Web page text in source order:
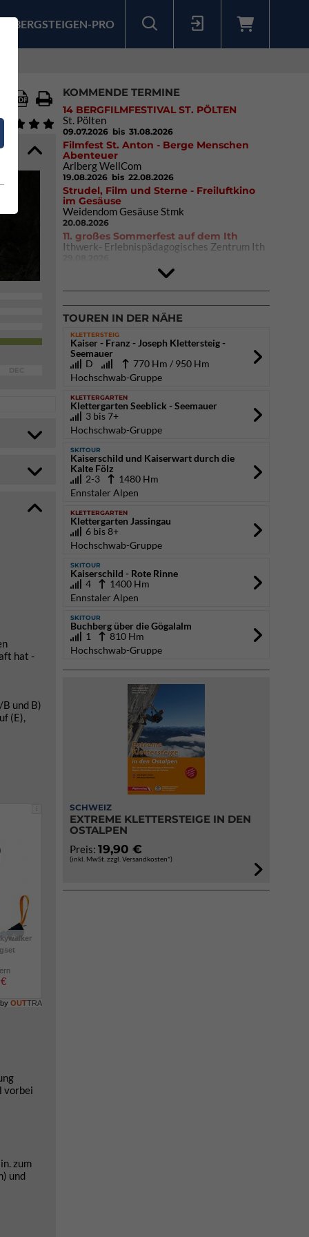
BERGSTEIGEN-PRO
hat -
und B)
(E),
i
OUTTRA
vorbei
zum
und
KOMMENDE TERMINE
14 BERGFILMFESTIVAL ST. PÖLTEN
St. Pölten
09.07.2026 bis 31.08.2026
Filmfest St. Anton - Berge Menschen
Abenteuer
Arlberg WellCom
19.08.2026 bis 22.08.2026
Strudel, Film und Sterne - Freiluftkino
im Gesäuse
Weidendom Gesäuse Stmk
20.08.2026
11. großes Sommerfest auf dem Ith
Ithwerk- Erlebnispädagogisches Zentrum Ith
DAV Kletter- & Boulderzentrum München
Süd (Thalkirchen)
TOUREN IN DER NÄHE
KLETTERSTEIG
Kaiser - Franz - Joseph Klettersteig -
Seemauer
D
770 Hm / 950 Hm
Hochschwab-Gruppe
KLETTERGARTEN
Klettergarten Seeblick - Seemauer
3 bis 7+
Hochschwab-Gruppe
SKITOUR
Kaiserschild und Kaiserwart durch die
Kalte Fölz
2-3
1480 Hm
Ennstaler Alpen
KLETTERGARTEN
Klettergarten Jassingau
6 bis 8+
Hochschwab-Gruppe
SKITOUR
Kaiserschild - Rote Rinne
4
1400 Hm
Ennstaler Alpen
SKITOUR
Buchberg über die Gögalalm
1
810 Hm
Hochschwab-Gruppe
SCHWEIZ
EXTREME KLETTERSTEIGE IN DEN
OSTALPEN
Preis: 19,90 €
(inkl. MwSt. zzgl. Versandkosten*)